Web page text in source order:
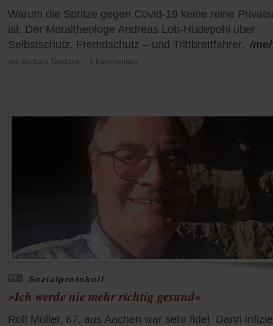
Warum die Spritze gegen Covid-19 keine reine
ist. Der Moraltheologe Andreas Lob-Hüdepohl über
Selbstschutz, Fremdschutz – und Trittbrettfahrer. /
von Barbara Tambour 5 Kommentare
Sozialprotokoll
»Ich werde nie mehr richtig gesund«
Rolf Müller, 67, aus Aachen war sehr fidel. Dann